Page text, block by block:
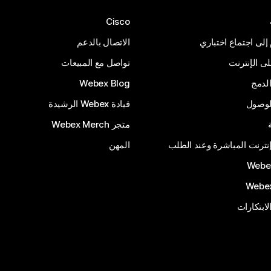
إلى اجتماع اختباري
الإنترنت
المباشرة وعند الطلب
Cisco
الاتصال بالدعم
تواصل مع المبيعات
Webex Blog
قيادة Webex الرشيدة
متجر Webex Merch
المهن